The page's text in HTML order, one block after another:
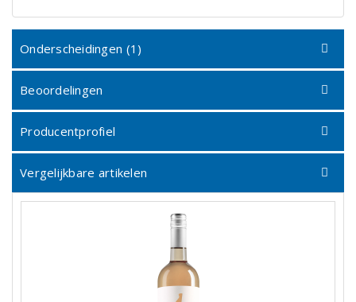
Onderscheidingen (1)
Beoordelingen
Producentprofiel
Vergelijkbare artikelen